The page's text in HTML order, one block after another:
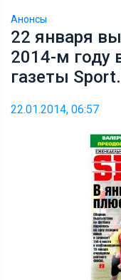
Анонсы
22 января
2014-м году
газеты
22.01.2014, 06:57